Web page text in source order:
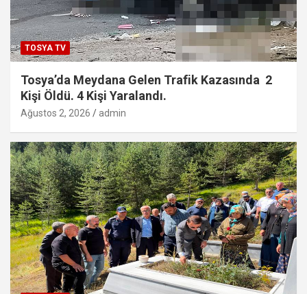
TOSYA TV
Tosya’da Meydana Gelen Trafik Kazasında 2
Kişi Öldü. 4 Kişi Yaralandı.
Ağustos 2, 2026 admin